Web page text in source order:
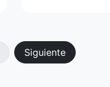
Siguiente